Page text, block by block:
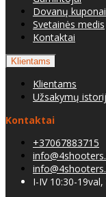
Dovanų kuponai
Svetainės medis
Kontaktai
Klientams
Klientams
Užsakymų
Kontaktai
+37067883715
I-IV 10:30-